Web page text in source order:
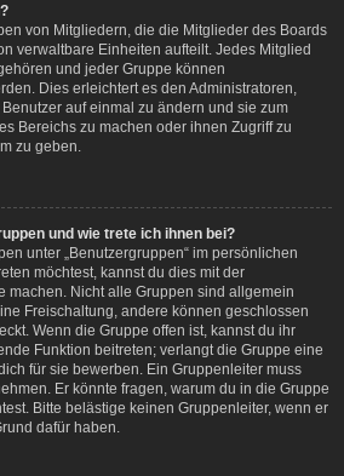
von Mitgliedern, die die Mitglieder des Boards
verwaltbare Einheiten aufteilt. Jedes Mitglied
und jeder Gruppe können
Dies erleichtert es den Administratoren,
auf einmal zu ändern und sie zum
Bereichs zu machen oder ihnen Zugriff zu
zu geben.
und wie trete ich ihnen bei?
unter „Benutzergruppen“ im persönlichen
möchtest, kannst du dies mit der
machen. Nicht alle Gruppen sind allgemein
Freischaltung, andere können geschlossen
Wenn die Gruppe offen ist, kannst du ihr
Funktion beitreten; verlangt die Gruppe eine
für sie bewerben. Ein Gruppenleiter muss
Er könnte fragen, warum du in die Gruppe
Bitte belästige keinen Gruppenleiter, wenn er
dafür haben.